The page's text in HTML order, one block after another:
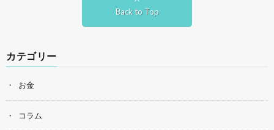
Back to Top
カテゴリー
お金
コラム